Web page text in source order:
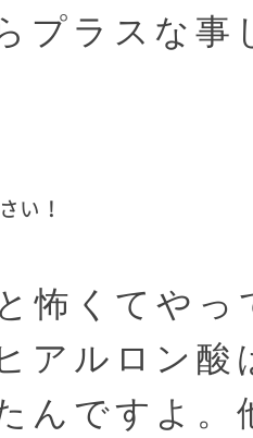
プラスな事
い！
怖くてやっ
アルロン酸
んですよ。